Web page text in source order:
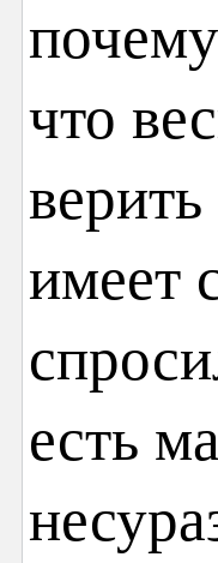
что
имеет
есть